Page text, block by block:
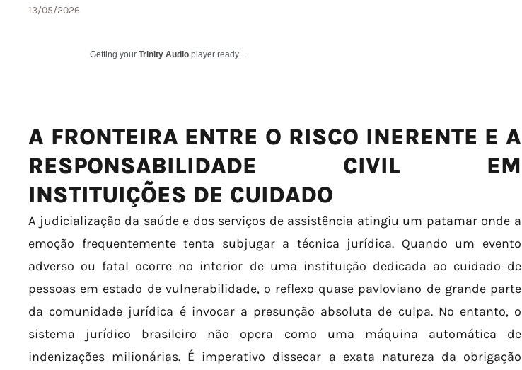
13/05/2026
Getting your Trinity Audio player ready...
A FRONTEIRA ENTRE O RISCO INERENTE E A
RESPONSABILIDADE CIVIL EM
INSTITUIÇÕES DE CUIDADO
A judicialização da saúde e dos serviços de assistência atingiu um patamar onde a
emoção frequentemente tenta subjugar a técnica jurídica. Quando um evento
adverso ou fatal ocorre no interior de uma instituição dedicada ao cuidado de
pessoas em estado de vulnerabilidade, o reflexo quase pavloviano de grande parte
da comunidade jurídica é invocar a presunção absoluta de culpa. No entanto, o
sistema jurídico brasileiro não opera como uma máquina automática de
indenizações milionárias. É imperativo dissecar a exata natureza da obrigação